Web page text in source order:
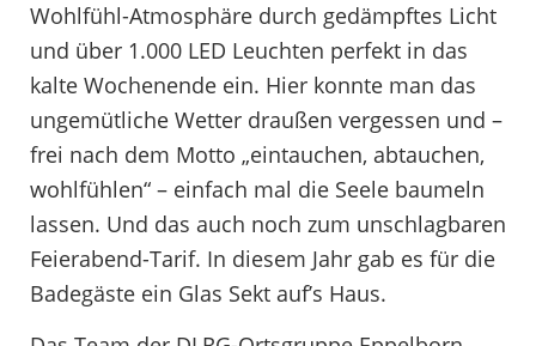
Wohlfühl-Atmosphäre durch gedämpftes Licht
und über 1.000 LED Leuchten perfekt in das
kalte Wochenende ein. Hier konnte man das
ungemütliche Wetter draußen vergessen und –
frei nach dem Motto „eintauchen, abtauchen,
wohlfühlen“ – einfach mal die Seele baumeln
lassen. Und das auch noch zum unschlagbaren
Feierabend-Tarif. In diesem Jahr gab es für die
Badegäste ein Glas Sekt auf’s Haus.